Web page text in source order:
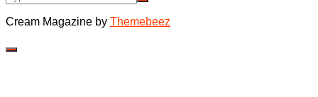
Cream Magazine by Themebeez